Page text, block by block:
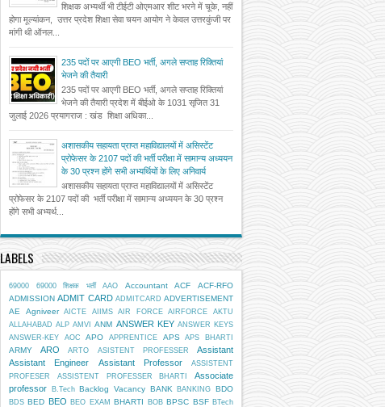
शिक्षक अभ्यर्थी भी टीईटी ओएमआर शीट भरने में चूके, नहीं
होगा मूल्यांकन, उत्तर प्रदेश शिक्षा सेवा चयन आयोग ने केवल उत्तरकुंजी पर
मांगी थी ऑनल...
235 पदों पर आएगी BEO भर्ती, अगले सप्ताह रिक्तियां
भेजने की तैयारी
235 पदों पर आएगी BEO भर्ती, अगले सप्ताह रिक्तियां
भेजने की तैयारी प्रदेश में बीईओ के 1031 सृजित 31
जुलाई 2026 प्रयागराज : खंड शिक्षा अधिका...
अशासकीय सहायता प्राप्त महाविद्यालयों में असिस्टेंट
प्रोफेसर के 2107 पदों की भर्ती परीक्षा में सामान्य अध्ययन
के 30 प्रश्न होंगे सभी अभ्यर्थियों के लिए अनिवार्य
अशासकीय सहायता प्राप्त महाविद्यालयों में असिस्टेंट
प्रोफेसर के 2107 पदों की भर्ती परीक्षा में सामान्य अध्ययन के 30 प्रश्न
होंगे सभी अभ्यर्थ...
LABELS
69000 69000 शिक्षक भर्ती AAO Accountant ACF
ACF-RFO
ADMISSION ADMIT CARD ADMITCARD ADVERTISEMENT
AE
Agniveer AICTE AIIMS AIR FORCE AIRFORCE
AKTU
ALLAHABAD ALP AMVI ANM ANSWER KEY ANSWER KEYS
ANSWER-KEY
AOC APO APPRENTICE APS APS BHARTI
ARMY ARO ARTO ASISTENT PROFESSER
Assistant
Assistant Engineer
Assistant Professor
ASSISTENT
PROFESER
ASSISTENT PROFESSER BHARTI
Associate
professor
B.Tech Backlog Vacancy BANK BANKING BDO
BDS BED BEO BEO EXAM BHARTI BOB BPSC BSF BTech